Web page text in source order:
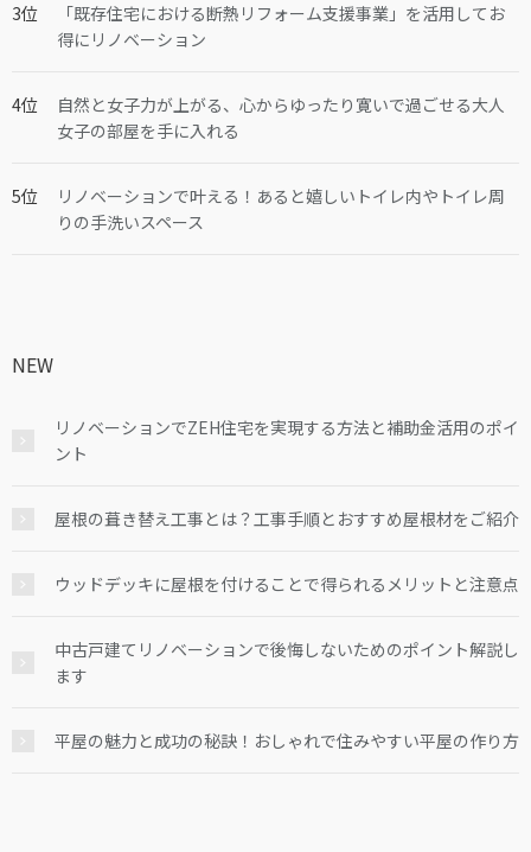
「既存住宅における断熱リフォーム支援事業」を活用してお
得にリノベーション
自然と女子力が上がる、心からゆったり寛いで過ごせる大人
女子の部屋を手に入れる
リノベーションで叶える！あると嬉しいトイレ内やトイレ周
りの手洗いスペース
NEW
リノベーションでZEH住宅を実現する方法と補助金活用のポイ
ント
屋根の葺き替え工事とは？工事手順とおすすめ屋根材をご紹介
ウッドデッキに屋根を付けることで得られるメリットと注意点
中古戸建てリノベーションで後悔しないためのポイント解説し
ます
平屋の魅力と成功の秘訣！おしゃれで住みやすい平屋の作り方